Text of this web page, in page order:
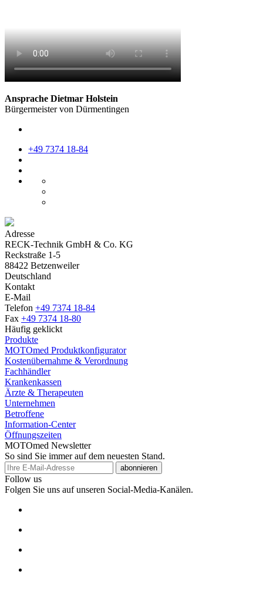
Ansprache Dietmar Holstein
Bürgermeister von Dürmentingen
+49 7374 18-84
Adresse
RECK-Technik GmbH & Co. KG
Reckstraße 1-5
88422 Betzenweiler
Deutschland
Kontakt
E-Mail
Telefon +49 7374 18-84
Fax +49 7374 18-80
Häufig geklickt
Produkte
MOTOmed Produktkonfigurator
Kostenübernahme & Verordnung
Fachhändler
Krankenkassen
Ärzte & Therapeuten
Unternehmen
Betroffene
Information-Center
Öffnungszeiten
MOTOmed Newsletter
So sind Sie immer auf dem neuesten Stand.
abonnieren
Follow us
Folgen Sie uns auf unseren Social-Media-Kanälen.